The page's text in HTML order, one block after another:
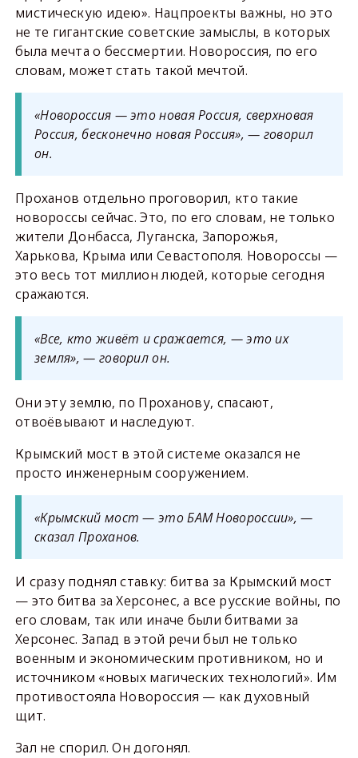
мистическую идею». Нацпроекты важны, но это
не те гигантские советские замыслы, в которых
была мечта о бессмертии. Новороссия, по его
словам, может стать такой мечтой.
«Новороссия — это новая Россия, сверхновая
Россия, бесконечно новая Россия», — говорил
он.
Проханов отдельно проговорил, кто такие
новороссы сейчас. Это, по его словам, не только
жители Донбасса, Луганска, Запорожья,
Харькова, Крыма или Севастополя. Новороссы —
это весь тот миллион людей, которые сегодня
сражаются.
«Все, кто живёт и сражается, — это их
земля», — говорил он.
Они эту землю, по Проханову, спасают,
отвоёвывают и наследуют.
Крымский мост в этой системе оказался не
просто инженерным сооружением.
«Крымский мост — это БАМ Новороссии», —
сказал Проханов.
И сразу поднял ставку: битва за Крымский мост
— это битва за Херсонес, а все русские войны, по
его словам, так или иначе были битвами за
Херсонес. Запад в этой речи был не только
военным и экономическим противником, но и
источником «новых магических технологий». Им
противостояла Новороссия — как духовный
щит.
Зал не спорил. Он догонял.